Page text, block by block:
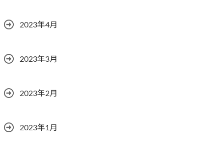
2023年4月
2023年3月
2023年2月
2023年1月